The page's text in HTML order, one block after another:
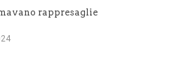
rappresaglie